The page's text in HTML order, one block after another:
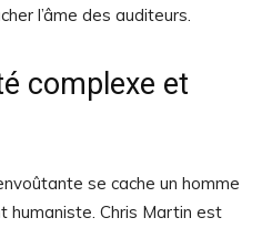
l’âme des auditeurs.
complexe et
se cache un homme
humaniste. Chris Martin est